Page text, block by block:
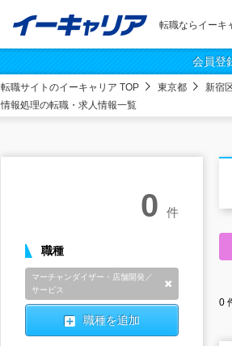
転職ならイーキ
会員登
転職サイトのイーキャリア TOP 東京都
新宿
情報処理の転職・求人情報一覧
0
0 件
職種
マーチャンダイザー・店舗開発／
サービス
職種を追加